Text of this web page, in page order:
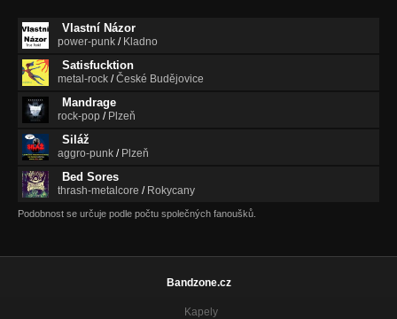
Vlastní Názor
power-punk / Kladno
Satisfucktion
metal-rock /České Budějovice
Mandrage
rock-pop / Plzeň
Siláž
aggro-punk / Plzeň
Bed Sores
thrash-metalcore / Rokycany
Podobnost se určuje podle počtu společných fanoušků.
Bandzone.cz
Kapely